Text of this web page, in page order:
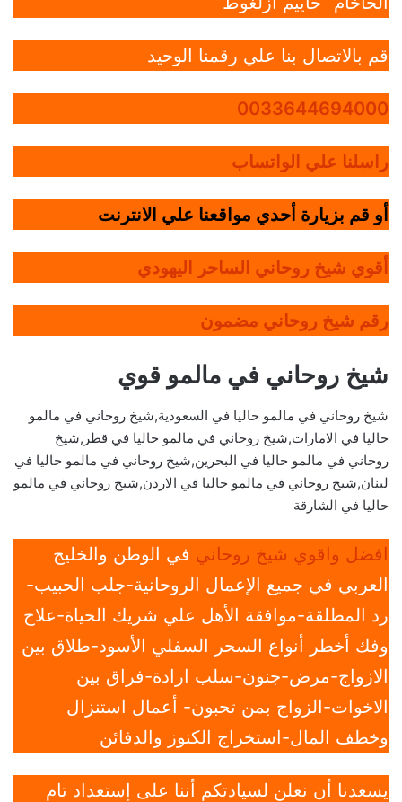
قم بالاتصال بنا علي رقمنا الوحيد
0033644694000
راسلنا علي الواتساب
أو قم بزيارة أحدي مواقعنا علي الانترنت
أقوي شيخ روحاني الساحر اليهودي
رقم شيخ روحاني مضمون
شيخ روحاني في مالمو قوي
شيخ روحاني في مالمو حاليا في السعودية,شيخ روحاني في مالمو
حاليا في الامارات,شيخ روحاني في مالمو حاليا في قطر,شيخ
روحاني في مالمو حاليا في البحرين,شيخ روحاني في مالمو حاليا في
لبنان,شيخ روحاني في مالمو حاليا في الاردن,شيخ روحاني في مالمو
حاليا في الشارقة
افضل واقوي شيخ روحاني في الوطن والخليج
العربي في جميع الإعمال الروحانية-جلب الحبيب-
رد المطلقة-موافقة الأهل علي شريك الحياة-علاج
وفك أخطر أنواع السحر السفلي الأسود-طلاق بين
الازواج-مرض-جنون-سلب ارادة-فراق بين
الاخوات-الزواج بمن تحبون- أعمال استنزال
وخطف المال-استخراج الكنوز والدفائن
يسعدنا أن نعلن لسيادتكم أننا على إستعداد تام